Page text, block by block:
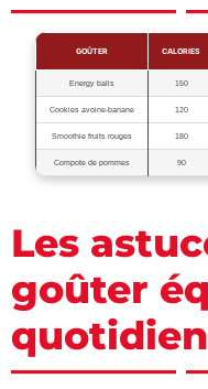
GOÛTER CALORIES
Energy balls 150
Cookies avoine-banane 120
Smoothie fruits rouges 180
Compote de pommes 90
Les
goûter
quotidien